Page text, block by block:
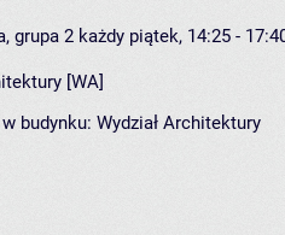
grupa 2 każdy piątek, 14:25 -
[WA]
budynku: Wydział Architektury